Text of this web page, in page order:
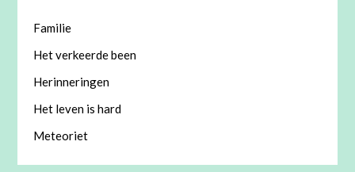
Familie
Het verkeerde been
Herinneringen
Het leven is hard
Meteoriet